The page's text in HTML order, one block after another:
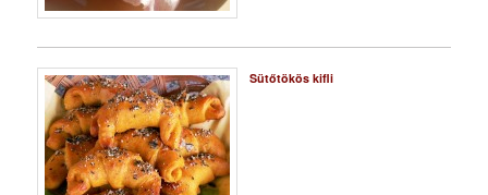
Sütőtökös kifli